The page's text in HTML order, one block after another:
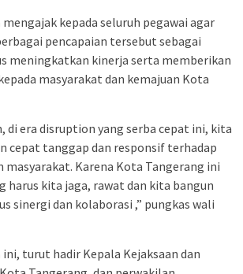
kepada seluruh pegawai agar
pencapaian tersebut sebagai
meningkatkan kinerja serta memberikan
masyarakat dan kemajuan Kota
di era disruption yang serba cepat ini, kita
cepat tanggap dan responsif terhadap
masyarakat. Karena Kota Tangerang ini
harus kita jaga, rawat dan kita bangun
sinergi dan kolaborasi ,” pungkas wali
turut hadir Kepala Kejaksaan dan